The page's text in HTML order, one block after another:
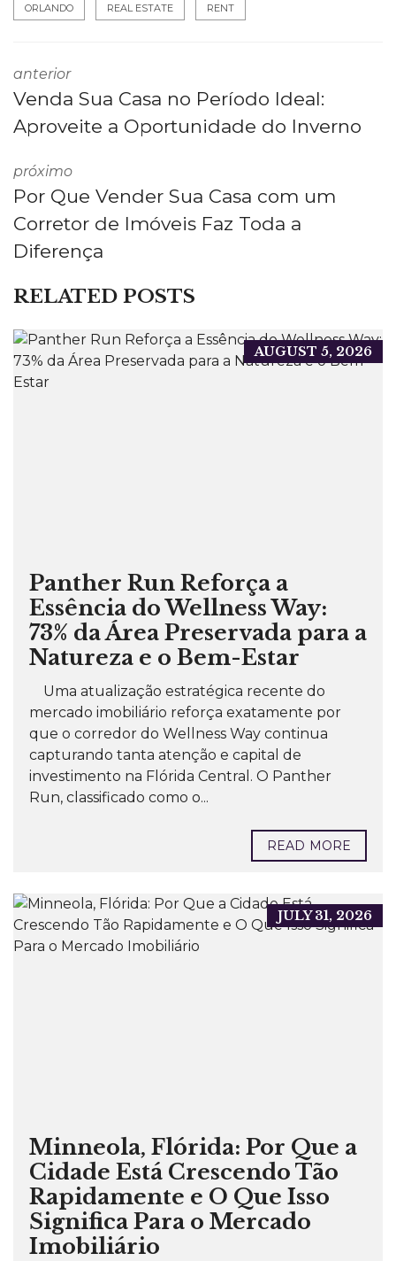
ORLANDO REAL ESTATE RENT
anterior
Venda Sua Casa no Período Ideal:
Aproveite a Oportunidade do Inverno
próximo
Por Que Vender Sua Casa com um
Corretor de Imóveis Faz Toda a
Diferença
RELATED POSTS
AUGUST 5, 2026
Panther Run Reforça a
Essência do Wellness Way:
73% da Área Preservada para a
Natureza e o Bem-Estar
Uma atualização estratégica recente do
mercado imobiliário reforça exatamente por
que o corredor do Wellness Way continua
capturando tanta atenção e capital de
investimento na Flórida Central. O Panther
Run, classificado como o...
READ MORE
JULY 31, 2026
Minneola, Flórida: Por Que a
Cidade Está Crescendo Tão
Rapidamente e O Que Isso
Significa Para o Mercado
Imobiliário